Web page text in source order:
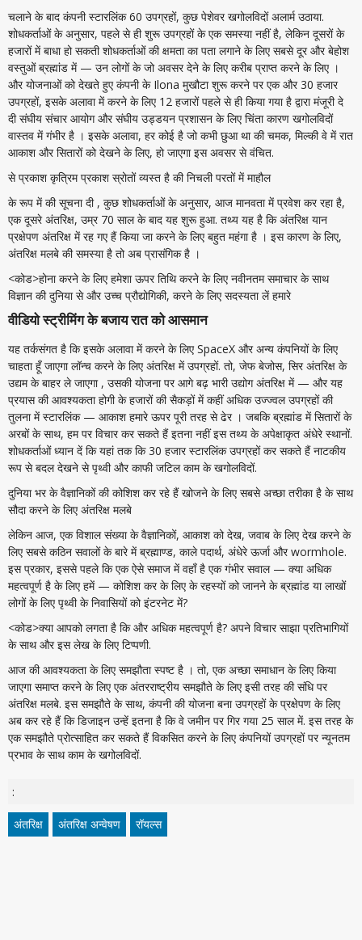
चलाने के बाद कंपनी स्टारलिंक 60 उपग्रहों, कुछ पेशेवर खगोलविदों अलार्म उठाया.
शोधकर्ताओं के अनुसार, पहले से ही शुरू उपग्रहों के एक समस्या नहीं है, लेकिन दूसरों के
हजारों में बाधा हो सकती शोधकर्ताओं की क्षमता का पता लगाने के लिए सबसे दूर और बेहोश
वस्तुओं ब्रह्मांड में — उन लोगों के जो अवसर देने के लिए करीब प्राप्त करने के लिए ।
और योजनाओं को देखते हुए कंपनी के Ilona मुखौटा शुरू करने पर एक और 30 हजार
उपग्रहों, इसके अलावा में करने के लिए 12 हजारों पहले से ही किया गया है द्वारा मंजूरी दे
दी संघीय संचार आयोग और संघीय उड्डयन प्रशासन के लिए चिंता कारण खगोलविदों
वास्तव में गंभीर है । इसके अलावा, हर कोई है जो कभी छुआ था की चमक, मिल्की वे में रात
आकाश और सितारों को देखने के लिए, हो जाएगा इस अवसर से वंचित.
से प्रकाश कृत्रिम प्रकाश स्रोतों व्यस्त है की निचली परतों में माहौल
के रूप में की सूचना दी , कुछ शोधकर्ताओं के अनुसार, आज मानवता में प्रवेश कर रहा है,
एक दूसरे अंतरिक्ष, उम्र 70 साल के बाद यह शुरू हुआ. तथ्य यह है कि अंतरिक्ष यान
प्रक्षेपण अंतरिक्ष में रह गए हैं किया जा करने के लिए बहुत महंगा है । इस कारण के लिए,
अंतरिक्ष मलबे की समस्या है तो अब प्रासंगिक है ।
<कोड>होना करने के लिए हमेशा ऊपर तिथि करने के लिए नवीनतम समाचार के साथ
विज्ञान की दुनिया से और उच्च प्रौद्योगिकी, करने के लिए सदस्यता लें हमारे
वीडियो स्ट्रीमिंग के बजाय रात को आसमान
यह तर्कसंगत है कि इसके अलावा में करने के लिए SpaceX और अन्य कंपनियों के लिए
चाहता हूँ जाएगा लॉन्च करने के लिए अंतरिक्ष में उपग्रहों. तो, जेफ बेजोस, सिर अंतरिक्ष के
उद्यम के बाहर ले जाएगा , उसकी योजना पर आगे बढ़ भारी उद्योग अंतरिक्ष में — और यह
प्रयास की आवश्यकता होगी के हजारों की सैकड़ों में कहीं अधिक उज्ज्वल उपग्रहों की
तुलना में स्टारलिंक — आकाश हमारे ऊपर पूरी तरह से ढेर । जबकि ब्रह्मांड में सितारों के
अरबों के साथ, हम पर विचार कर सकते हैं इतना नहीं इस तथ्य के अपेक्षाकृत अंधेरे स्थानों.
शोधकर्ताओं ध्यान दें कि यहां तक कि 30 हजार स्टारलिंक उपग्रहों कर सकते हैं नाटकीय
रूप से बदल देखने से पृथ्वी और काफी जटिल काम के खगोलविदों.
दुनिया भर के वैज्ञानिकों की कोशिश कर रहे हैं खोजने के लिए सबसे अच्छा तरीका है के साथ
सौदा करने के लिए अंतरिक्ष मलबे
लेकिन आज, एक विशाल संख्या के वैज्ञानिकों, आकाश को देख, जवाब के लिए देख करने के
लिए सबसे कठिन सवालों के बारे में ब्रह्माण्ड, काले पदार्थ, अंधेरे ऊर्जा और wormhole.
इस प्रकार, इससे पहले कि एक ऐसे समाज में वहाँ है एक गंभीर सवाल — क्या अधिक
महत्वपूर्ण है के लिए हमें — कोशिश कर के लिए के रहस्यों को जानने के ब्रह्मांड या लाखों
लोगों के लिए पृथ्वी के निवासियों को इंटरनेट में?
<कोड>क्या आपको लगता है कि और अधिक महत्वपूर्ण है? अपने विचार साझा प्रतिभागियों
के साथ और इस लेख के लिए टिप्पणी.
आज की आवश्यकता के लिए समझौता स्पष्ट है । तो, एक अच्छा समाधान के लिए किया
जाएगा समाप्त करने के लिए एक अंतरराष्ट्रीय समझौते के लिए इसी तरह की संधि पर
अंतरिक्ष मलबे. इस समझौते के साथ, कंपनी की योजना बना उपग्रहों के प्रक्षेपण के लिए
अब कर रहे हैं कि डिजाइन उन्हें इतना है कि वे जमीन पर गिर गया 25 साल में. इस तरह के
एक समझौते प्रोत्साहित कर सकते हैं विकसित करने के लिए कंपनियों उपग्रहों पर न्यूनतम
प्रभाव के साथ काम के खगोलविदों.
:
अंतरिक्ष अंतरिक्ष अन्वेषण रॉयल्स